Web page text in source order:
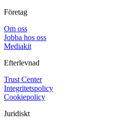
Företag
Om oss
Jobba hos oss
Mediakit
Efterlevnad
Trust Center
Integritetspolicy
Cookiepolicy
Juridiskt